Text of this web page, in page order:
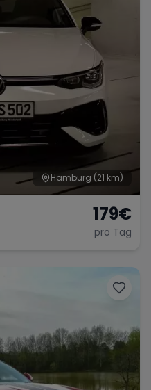
Hamburg (21 km)
179€
pro Tag